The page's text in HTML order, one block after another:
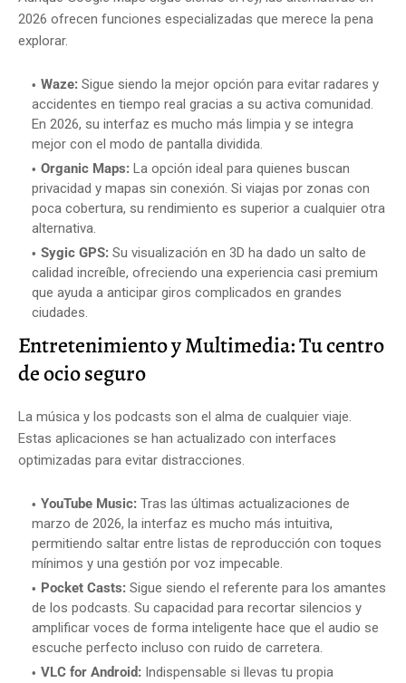
2026 ofrecen funciones especializadas que merece la pena
explorar.
Waze: Sigue siendo la mejor opción para evitar radares y
accidentes en tiempo real gracias a su activa comunidad.
En 2026, su interfaz es mucho más limpia y se integra
mejor con el modo de pantalla dividida.
Organic Maps: La opción ideal para quienes buscan
privacidad y mapas sin conexión. Si viajas por zonas con
poca cobertura, su rendimiento es superior a cualquier otra
alternativa.
Sygic GPS: Su visualización en 3D ha dado un salto de
calidad increíble, ofreciendo una experiencia casi premium
que ayuda a anticipar giros complicados en grandes
ciudades.
Entretenimiento y Multimedia: Tu centro
de ocio seguro
La música y los podcasts son el alma de cualquier viaje.
Estas aplicaciones se han actualizado con interfaces
optimizadas para evitar distracciones.
YouTube Music: Tras las últimas actualizaciones de
marzo de 2026, la interfaz es mucho más intuitiva,
permitiendo saltar entre listas de reproducción con toques
mínimos y una gestión por voz impecable.
Pocket Casts: Sigue siendo el referente para los amantes
de los podcasts. Su capacidad para recortar silencios y
amplificar voces de forma inteligente hace que el audio se
escuche perfecto incluso con ruido de carretera.
VLC for Android: Indispensable si llevas tu propia